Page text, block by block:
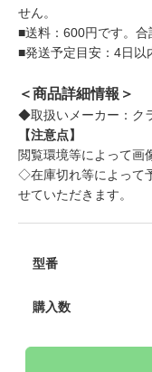
せん。
■送料：600円です。合
■発送予定目安：4日以
＜商品詳細情報＞
◆取扱いメーカー：ク
【注意点】
閲覧環境等によって画
◇在庫切れ等によって
せていただきます。
型番
購入数